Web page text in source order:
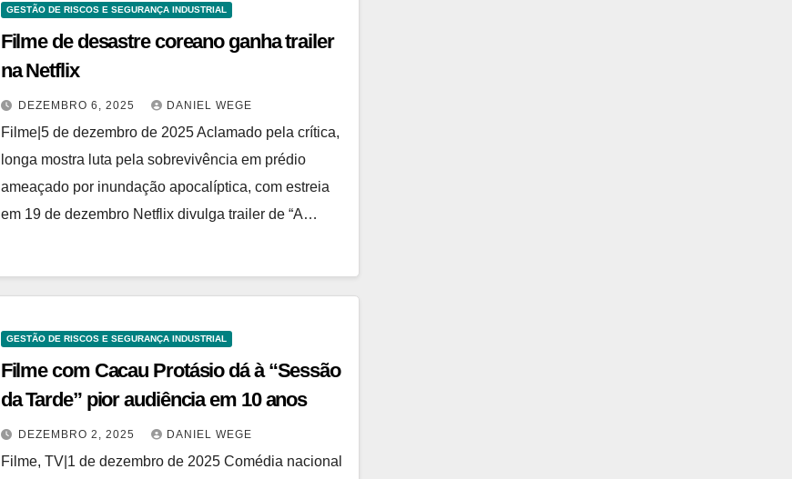
GESTÃO DE RISCOS E SEGURANÇA INDUSTRIAL
Filme de desastre coreano ganha trailer
na Netflix
DEZEMBRO 6, 2025 DANIEL WEGE
Filme|5 de dezembro de 2025 Aclamado pela crítica,
longa mostra luta pela sobrevivência em prédio
ameaçado por inundação apocalíptica, com estreia
em 19 de dezembro Netflix divulga trailer de “A…
GESTÃO DE RISCOS E SEGURANÇA INDUSTRIAL
Filme com Cacau Protásio dá à “Sessão
da Tarde” pior audiência em 10 anos
DEZEMBRO 2, 2025 DANIEL WEGE
Filme, TV|1 de dezembro de 2025 Comédia nacional